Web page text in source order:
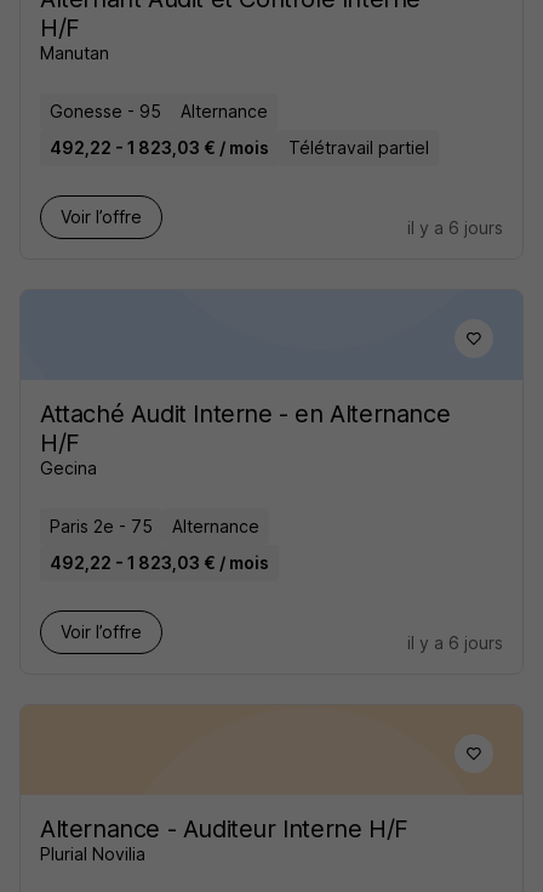
H/F
Manutan
Gonesse - 95
Alternance
492,22 - 1 823,03 € / mois
Télétravail partiel
Voir l’offre
il y a 6 jours
Attaché Audit Interne - en Alternance
H/F
Gecina
Paris 2e - 75
Alternance
492,22 - 1 823,03 € / mois
Voir l’offre
il y a 6 jours
Alternance - Auditeur Interne H/F
Plurial Novilia